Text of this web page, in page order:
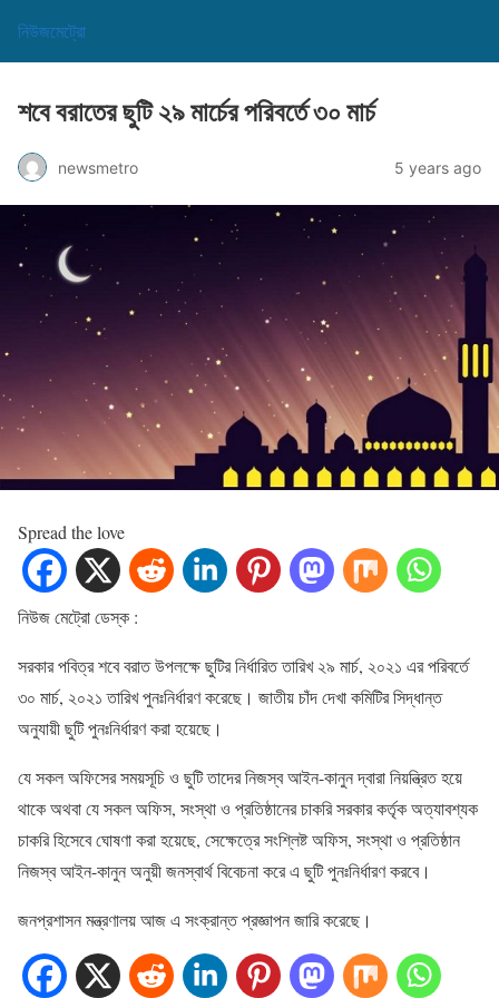
নিউজমেট্রো
শবে বরাতের ছুটি ২৯ মার্চের পরিবর্তে ৩০ মার্চ
newsmetro 5 years ago
Spread the love
নিউজ মেট্রো ডেস্ক :
সরকার পবিত্র শবে বরাত উপলক্ষে ছুটির নির্ধারিত তারিখ ২৯ মার্চ, ২০২১ এর পরিবর্তে
৩০ মার্চ, ২০২১ তারিখ পুনঃনির্ধারণ করেছে। জাতীয় চাঁদ দেখা কমিটির সিদ্ধান্ত
অনুযায়ী ছুটি পুনঃনির্ধারণ করা হয়েছে।
যে সকল অফিসের সময়সূচি ও ছুটি তাদের নিজস্ব আইন-কানুন দ্বারা নিয়ন্ত্রিত হয়ে
থাকে অথবা যে সকল অফিস, সংস্থা ও প্রতিষ্ঠানের চাকরি সরকার কর্তৃক অত্যাবশ্যক
চাকরি হিসেবে ঘোষণা করা হয়েছে, সেক্ষেত্রে সংশ্লিষ্ট অফিস, সংস্থা ও প্রতিষ্ঠান
নিজস্ব আইন-কানুন অনুয়ী জনস্বার্থ বিবেচনা করে এ ছুটি পুনঃনির্ধারণ করবে।
জনপ্রশাসন মন্ত্রণালয় আজ এ সংক্রান্ত প্রজ্ঞাপন জারি করেছে।